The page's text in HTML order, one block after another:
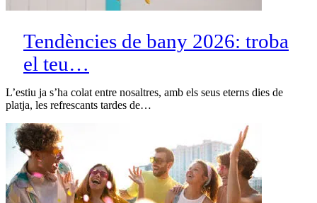
Tendències de bany 2026: troba
el teu…
L’estiu ja s’ha colat entre nosaltres, amb els seus eterns dies de
platja, les refrescants tardes de…